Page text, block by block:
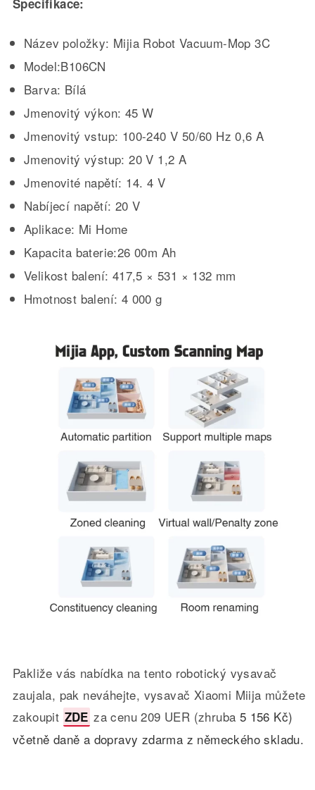
Název položky: Mijia Robot Vacuum-Mop 3C
Model:B106CN
Barva: Bílá
Jmenovitý výkon: 45 W
Jmenovitý vstup: 100-240 V 50/60 Hz 0,6 A
Jmenovitý výstup: 20 V 1,2 A
Jmenovité napětí: 14. 4 V
Nabíjecí napětí: 20 V
Aplikace: Mi Home
Kapacita baterie:26 00m Ah
Velikost balení: 417,5 × 531 × 132 mm
Hmotnost balení: 4 000 g
Pakliže vás nabídka na tento robotický vysavač
zaujala, pak neváhejte, vysavač Xiaomi Miija můžete
zakoupit ZDE za cenu 209 UER (zhruba 5 156 Kč)
včetně daně a dopravy zdarma z německého skladu.